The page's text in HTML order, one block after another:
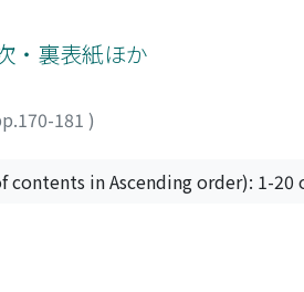
・裏表紙ほか
181 )
in Ascending order): 1-20